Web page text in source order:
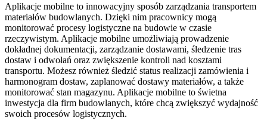
Aplikacje mobilne to innowacyjny sposób zarządzania transportem
materiałów budowlanych. Dzięki nim pracownicy mogą
monitorować procesy logistyczne na budowie w czasie
rzeczywistym. Aplikacje mobilne umożliwiają prowadzenie
dokładnej dokumentacji, zarządzanie dostawami, śledzenie tras
dostaw i odwołań oraz zwiększenie kontroli nad kosztami
transportu. Możesz również śledzić status realizacji zamówienia i
harmonogram dostaw, zaplanować dostawy materiałów, a także
monitorować stan magazynu. Aplikacje mobilne to świetna
inwestycja dla firm budowlanych, które chcą zwiększyć wydajność
swoich procesów logistycznych.